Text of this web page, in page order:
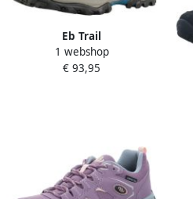
Eb Trail
1 webshop
€ 93,95